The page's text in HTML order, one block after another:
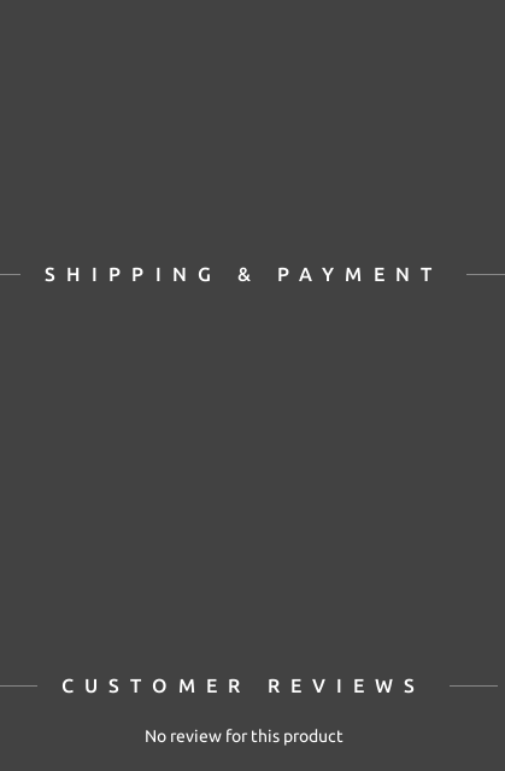
SHIPPING & PAYMENT
CUSTOMER REVIEWS
No review for this product